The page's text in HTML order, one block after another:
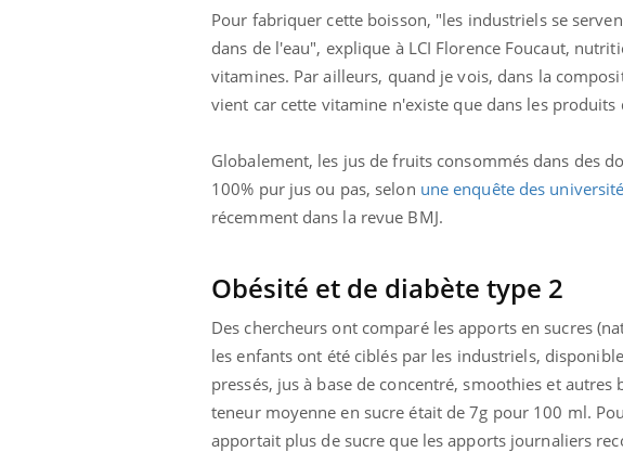
Pour fabriquer cette boisson, "les industriels se
dans de l'eau", explique à LCI Florence Foucaut,
vitamines. Par ailleurs, quand je vois, dans la
vient car cette vitamine n'existe que dans les produits
Globalement, les jus de fruits consommés dans des
100% pur jus ou pas, selon une enquête des
récemment dans la revue BMJ.
Obésité et de diabète type 2
Des chercheurs ont comparé les apports en sucres
les enfants ont été ciblés par les industriels,
pressés, jus à base de concentré, smoothies et
teneur moyenne en sucre était de 7g pour 100 ml.
apportait plus de sucre que les apports journaliers